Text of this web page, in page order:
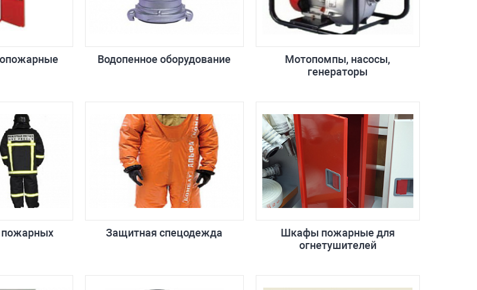
Водопенное оборудование
Мотопомпы, насосы,
генераторы
Защитная спецодежда
Шкафы пожарные для
огнетушителей